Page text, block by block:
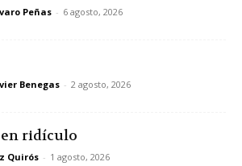
Peñas - 6 agosto, 2026
Benegas - 2 agosto, 2026
en ridículo
Quirós - 1 agosto, 2026